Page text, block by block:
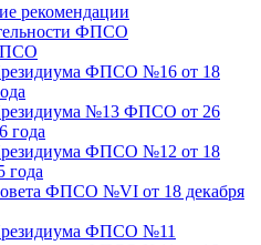
рекомендации
ФПСО
ФПСО №16 от 18
№13 ФПСО от 26
года
ФПСО №12 от 18
года
ФПСО №VI от 18 декабря
ФПСО №11